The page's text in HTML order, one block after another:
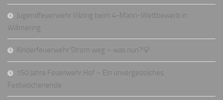
Jugendfeuerwehr Vilzing beim 4-Mann-Wettbewerb in
Willmering
Kinderfeuerwehr Strom weg – was nun?💡
150 Jahre Feuerwehr Hof – Ein unvergessliches
Festwochenende